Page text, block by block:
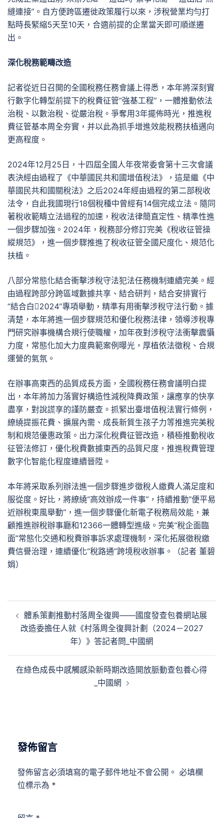
縫連接”。自方便跨區遷徙政策履行以來，涉稅營業均勻打
點時長緊縮5天至10天，合適前提的企業當天即可順遂遷
出。
深化稅務範疇改造
記者從近日召開的全國稅務任務會議上得悉，本年將深刻實
行數字化轉型前提下的稅費征管“強基工程”，一體推動依法
治稅、以數治稅、從嚴治稅。爭奪用3年擺佈時光，推進稅
費征管基本周全夯實，并以此為抓手增進效能稅務扶植邁向
更高程度。
2024年12月25日，十四屆全國人年夜常委會第十三次會議
表決經由過程了《中華國民共和國增值稅法》，這是繼《中
華國民共和國關稅法》之后2024年經由過程的第二部稅收
法令，自此我國現行18個稅種中曾經有14個完成立法。隨同
著稅收範疇立法過程的加速，稅收法律簡直定性、精準性進
一個步驟加強。2024年，稅務部分修訂完美《稅收征管操
縱規范》，進一個步驟推進了稅收征管全國尺度化、規范化
扶植。
八部分常態化結合衝擊涉稅守法犯法任務機制連續完美。經
由過程跨部分跨區域數據共享、結合研判，結合安排實行
“結合白2024”專項舉動，精準有用衝擊涉稅守法行動。據
清楚，本年將進一個步驟規范和優化稅務法律，領導涉稅專
門研究辦事機構合規行使職權，加年夜對涉稅守法衝擊震懾
力度，常態化加大力度典範案例曝光，厚植依法徵稅、合規
運營的氣氛。
在辦事高東西的品質成長方面，全國稅務任務會議明白提
出，本年將加力落實好構造性減稅降費政策，讓應享的快享
盡享，對說謊享的謹防嚴查。抓緊出臺增值稅法實行條例，
繚繞提振花費、擴展內需、成長新質生孩子力等推進完美稅
制和規范優惠政策。出力深化稅費征管改造，積極推動稅收
征管法修訂，優化稅費數據東西的品質尺度，推進稅費管理
數字化智能化程度連續晉陞。
本年將采取系列辦法進一個步驟進步徵稅人繳費人滿足度和
服從度。好比，將繚繞“高效辦成一件事”，持續推動“便平易
近辦稅東風舉動”，進一個步驟優化新電子稅務局效能，兼
顧推進辦稅辦事廳和12366一體轉型進級。完美“稅企面臨
面”常態化交通和稅費辦事訴求處理機制，深化拓展徵稅繳
費信譽治理，連續優化“稅路通”跨境稅收辦事。（記者 董碧
娟）
章 體系策劃推動村落周全復興——國度發查包養網站展
改造委擔任人就《村落周全復興計劃（2024－2027
年）》答記者問_中國網
在綠色成長中感觸感染新時期改造開放脈動查包養心得
_中國網
發佈留言
發佈留言必須填寫的電子郵件地址不會公開。 必填欄
位標示為 *